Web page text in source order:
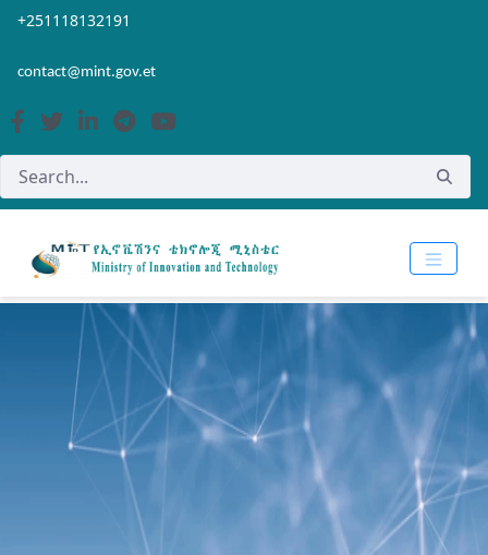
Skip to Main Content
Open Accessibility Menu
+251118132191
contact@mint.gov.et